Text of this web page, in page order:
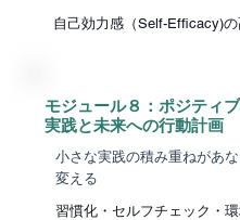
自己効力感（Self-Efficacy)
モジュール８：ポジティ
実践と未来への行動計画
小さな実践の積み重ねがあ
変える
習慣化・セルフチェック・環